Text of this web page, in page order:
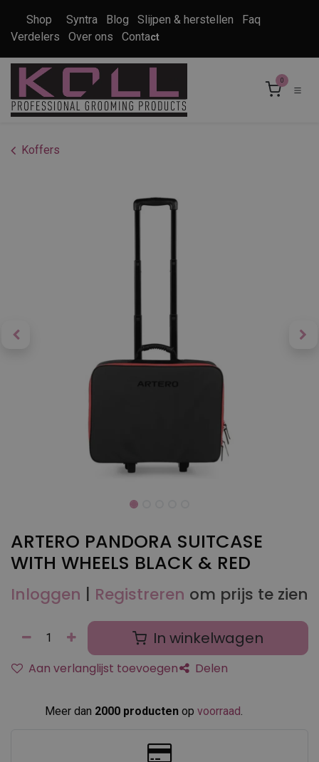
Shop Syntra Blog Slijpen & herstellen
Faq
Verdelers
Over ons Contact
0
Koffers
ARTERO PANDORA SUITCASE
WITH WHEELS BLACK & RED
Inloggen | Registreren om prijs te zien
In winkelwagen
Aan verlanglijst toevoegen Delen
Meer dan 2000 producten op voorraad